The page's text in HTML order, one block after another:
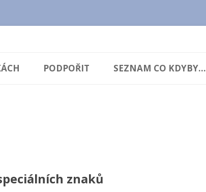
k
obsahu
PODPOŘIT SEZNAM CO KDYBY...
znaků